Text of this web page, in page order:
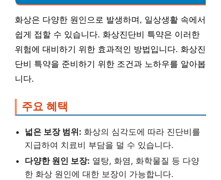
화상은 다양한 원인으로 발생하며, 일상생활 속에서
쉽게 접할 수 있습니다. 화상진단비 특약은 이러한
위험에 대비하기 위한 효과적인 방법입니다. 화상진
단비 특약을 준비하기 위한 조건과 노하우를 알아봅
니다.
주요 혜택
넓은 보장 범위: 화상의 심각도에 따라 진단비를
지급하여 치료비 부담을 덜 수 있습니다.
다양한 원인 보장: 열탕, 화염, 화학물질 등 다양
한 화상 원인에 대한 보장이 가능합니다.